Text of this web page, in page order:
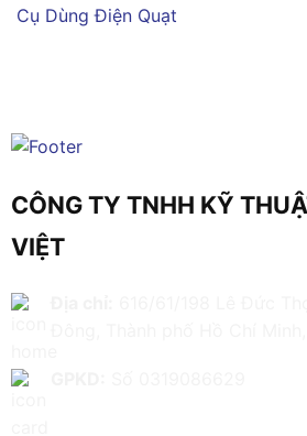
Cụ Dùng Điện Quạt
CÔNG TY TNHH KỸ
VIỆT